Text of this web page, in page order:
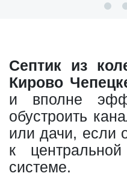
Септик из
Кирово
и вполне
обустроить
или дачи, если
к центральной
системе.